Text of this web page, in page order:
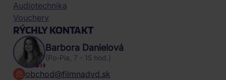
Audiotechnika
Vouchery
RÝCHLY KONTAKT
Barbora Danielová
(Po-Pia, 7 - 15 hod.)
obchod@filmnadvd.sk